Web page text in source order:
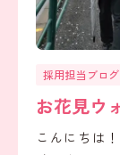
採用担当ブログ
お花見ウ
こんにちは